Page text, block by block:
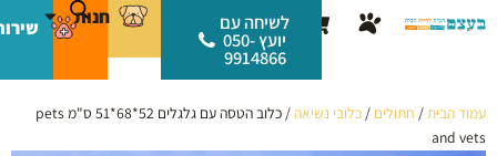
לתוכן
עגלת
קניות
לשיחה עם
יועץ 050-
9914866
חנות
עמוד הבית/ חתולים / כלובי נשיאה
/ כלוב הטסה עם גלגלים 52*68*51 ס"מ pets
and vets